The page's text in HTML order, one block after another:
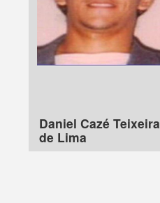
Daniel Cazé Teixeira
de Lima